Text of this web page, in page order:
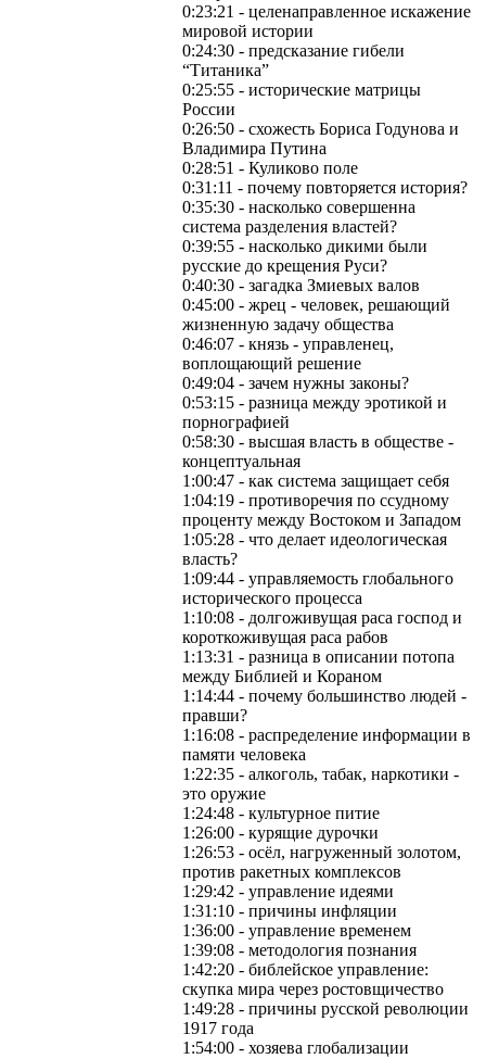
0:23:21 - целенаправленное искажение
мировой истории
0:24:30 - предсказание гибели
“Титаника”
0:25:55 - исторические матрицы
России
0:26:50 - схожесть Бориса Годунова и
Владимира Путина
0:28:51 - Куликово поле
0:31:11 - почему повторяется история?
0:35:30 - насколько совершенна
система разделения властей?
0:39:55 - насколько дикими были
русские до крещения Руси?
0:40:30 - загадка Змиевых валов
0:45:00 - жрец - человек, решающий
жизненную задачу общества
0:46:07 - князь - управленец,
воплощающий решение
0:49:04 - зачем нужны законы?
0:53:15 - разница между эротикой и
порнографией
0:58:30 - высшая власть в обществе -
концептуальная
1:00:47 - как система защищает себя
1:04:19 - противоречия по ссудному
проценту между Востоком и Западом
1:05:28 - что делает идеологическая
власть?
1:09:44 - управляемость глобального
исторического процесса
1:10:08 - долгоживущая раса господ и
короткоживущая раса рабов
1:13:31 - разница в описании потопа
между Библией и Кораном
1:14:44 - почему большинство людей -
правши?
1:16:08 - распределение информации в
памяти человека
1:22:35 - алкоголь, табак, наркотики -
это оружие
1:24:48 - культурное питие
1:26:00 - курящие дурочки
1:26:53 - осёл, нагруженный золотом,
против ракетных комплексов
1:29:42 - управление идеями
1:31:10 - причины инфляции
1:36:00 - управление временем
1:39:08 - методология познания
1:42:20 - библейское управление:
скупка мира через ростовщичество
1:49:28 - причины русской революции
1917 года
1:54:00 - хозяева глобализации